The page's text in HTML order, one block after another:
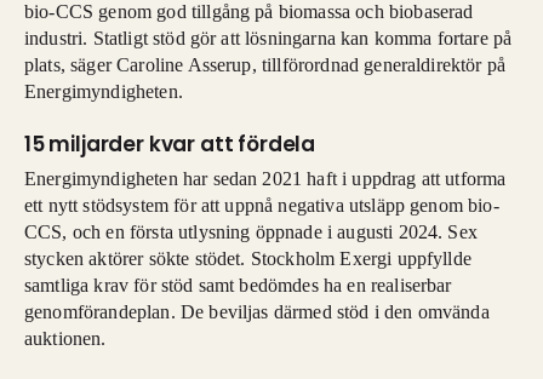
bio-CCS genom god tillgång på biomassa och biobaserad
industri. Statligt stöd gör att lösningarna kan komma fortare på
plats, säger Caroline Asserup, tillförordnad generaldirektör på
Energimyndigheten.
15 miljarder kvar att fördela
Energimyndigheten har sedan 2021 haft i uppdrag att utforma
ett nytt stödsystem för att uppnå negativa utsläpp genom bio-
CCS, och en första utlysning öppnade i augusti 2024. Sex
stycken aktörer sökte stödet. Stockholm Exergi uppfyllde
samtliga krav för stöd samt bedömdes ha en realiserbar
genomförandeplan. De beviljas därmed stöd i den omvända
auktionen.